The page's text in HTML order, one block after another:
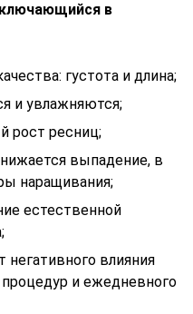
в
густота и длина;
и увлажняются;
рост ресниц;
выпадение, в
наращивания;
естественной
негативного влияния
и ежедневного